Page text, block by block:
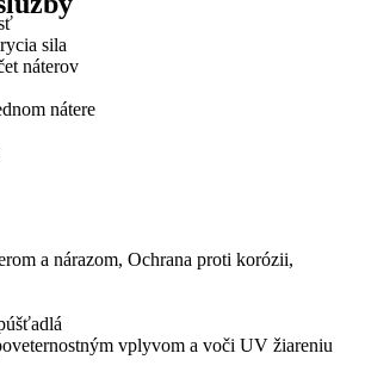
sila
náterov
nátere
a nárazom, Ochrana proti korózii,
vplyvom a voči UV žiareniu